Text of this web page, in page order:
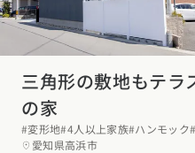
三角形の敷地もテラ
の家
#変形地#4人以上家族#ハンモック
愛知県高浜市